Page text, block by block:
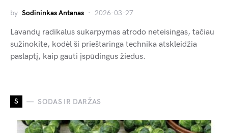
by Sodininkas Antanas 2026-03-27
Lavandų radikalus sukarpymas atrodo neteisingas, tačiau
sužinokite, kodėl ši prieštaringa technika atskleidžia
paslaptį, kaip gauti įspūdingus žiedus.
S SODAS IR DARŽAS